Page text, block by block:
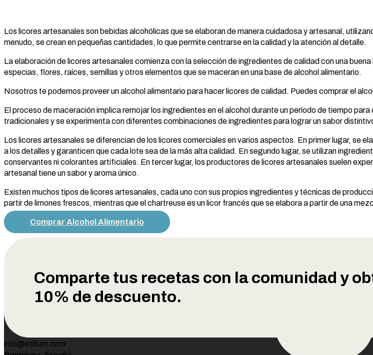
Los licores artesanales son bebidas alcohólicas que se elaboran de manera cuidadosa y artesanal,
menudo, se crean en pequeñas cantidades, lo que permite centrarse en la calidad y la atención al detalle.
La elaboración de licores artesanales comienza con la selección de ingredientes de calidad con una
especias, flores, raíces, semillas y otros elementos que se maceran en una base de alcohol alimentario.
Nosotros te podemos proveer un alcohol alimentario para hacer licores de calidad. Puedes comprar el
El proceso de maceración implica remojar los ingredientes en el alcohol durante un período de tiempo
tradicionales y se experimenta con diferentes combinaciones de ingredientes para lograr un sabor
Los licores artesanales se diferencian de los licores comerciales en varios aspectos. En primer lugar, se
a los detalles y garanticen que cada lote sea de la más alta calidad. En segundo lugar, se utilizan
conservantes ni colorantes artificiales. En tercer lugar, los productores de licores artesanales suelen
artesanal tiene un sabor y aroma único.
Existen muchos tipos de licores artesanales, cada uno con sus propios ingredientes y técnicas de
partir de limones frescos, mientras que el chartreuse es un licor francés que se elabora a partir de una
Comprar Alcohol Alimentario
Comparte tus recetas con la comunidad y
10% de descuento.
ETILIUM Alcohol Etílico Alimentario
info@etilium.com